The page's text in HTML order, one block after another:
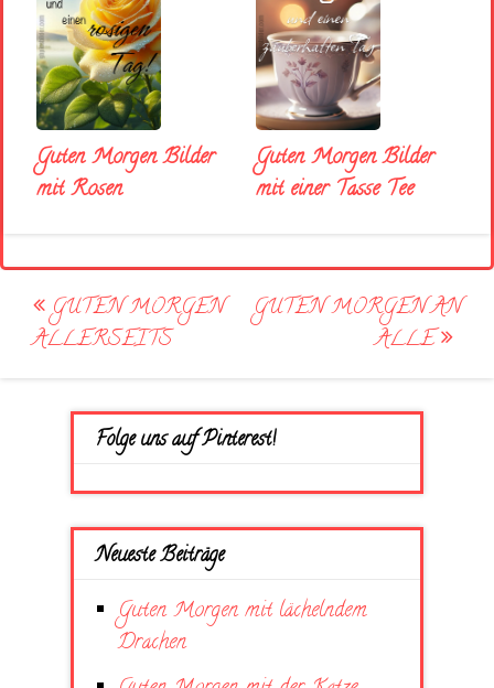
Guten Morgen Bilder
mit Rosen
Guten Morgen Bilder
mit einer Tasse Tee
Post
navigation
GUTEN MORGEN
ALLERSEITS
GUTEN MORGEN AN
ALLE
Folge uns auf Pinterest!
Neueste Beiträge
Guten Morgen mit lächelndem
Drachen